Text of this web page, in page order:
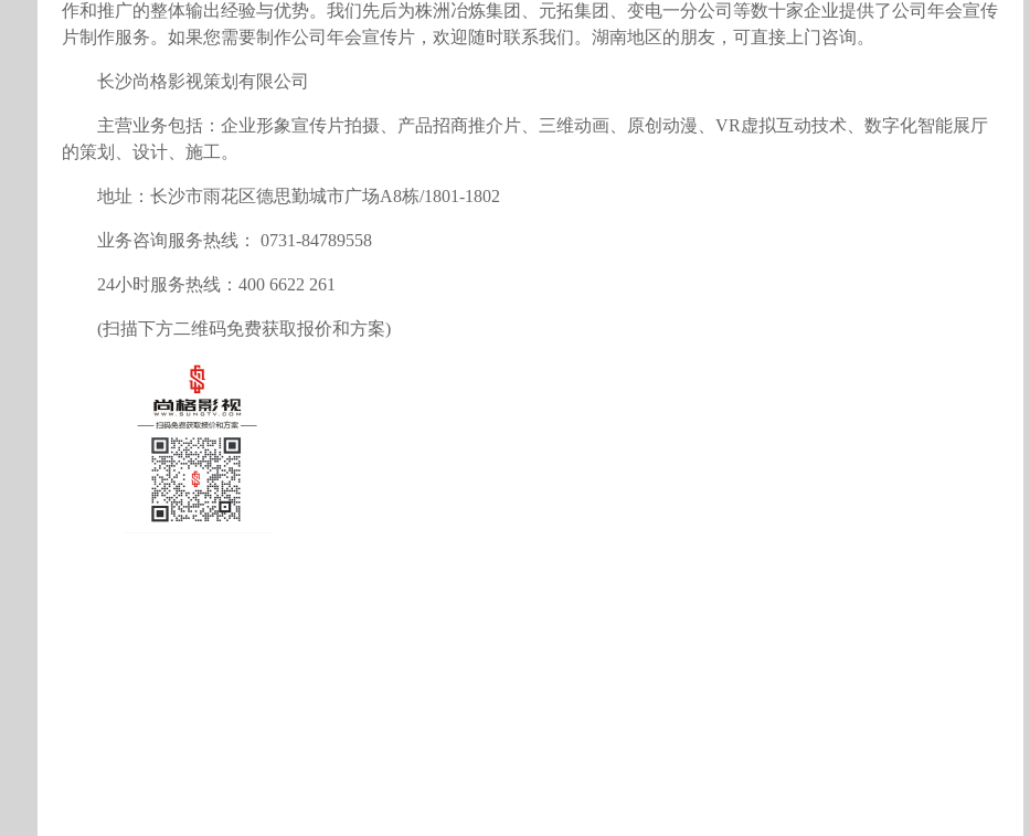
作和推广的整体输出经验与优势。我们先后为株洲冶炼集团、元拓集团、变电一分公司等数十家企业提供了公司年会宣传
片制作服务。如果您需要制作公司年会宣传片，欢迎随时联系我们。湖南地区的朋友，可直接上门咨询。
长沙尚格影视策划有限公司
主营业务包括：企业形象宣传片拍摄、产品招商推介片、三维动画、原创动漫、VR虚拟互动技术、数字化智能展厅
的策划、设计、施工。
地址：长沙市雨花区德思勤城市广场A8栋/1801-1802
业务咨询服务热线： 0731-84789558
24小时服务热线：400 6622 261
(扫描下方二维码免费获取报价和方案)